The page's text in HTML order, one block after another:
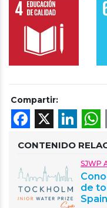
Compartir:
X
CONTENIDO
SJWP
de
Spain